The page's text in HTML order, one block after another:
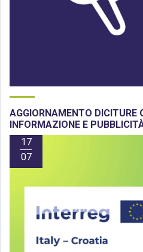
AGGIORNAMENTO DICITURE
INFORMAZIONE E
17
07